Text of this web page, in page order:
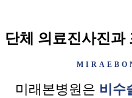
단체 의료진사진과
미래본병원은 비수